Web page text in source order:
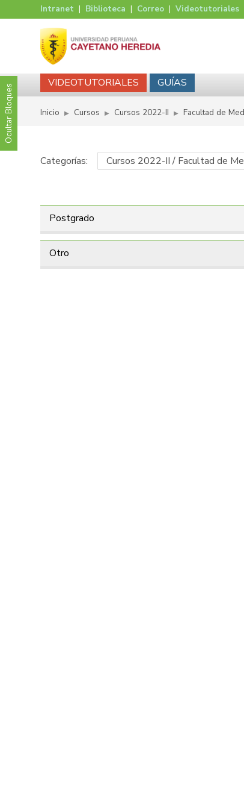
Intranet | Biblioteca | Correo | Videotutoriales
VIDEOTUTORIALES GUÍAS
Inicio ▶︎ Cursos ▶︎ Cursos 2022-II ▶︎ Facultad de
Categorías:
Postgrado
Otro
Ocultar Bloques